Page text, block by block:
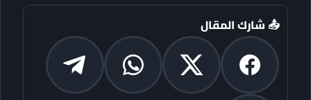
📤 شارك المقال